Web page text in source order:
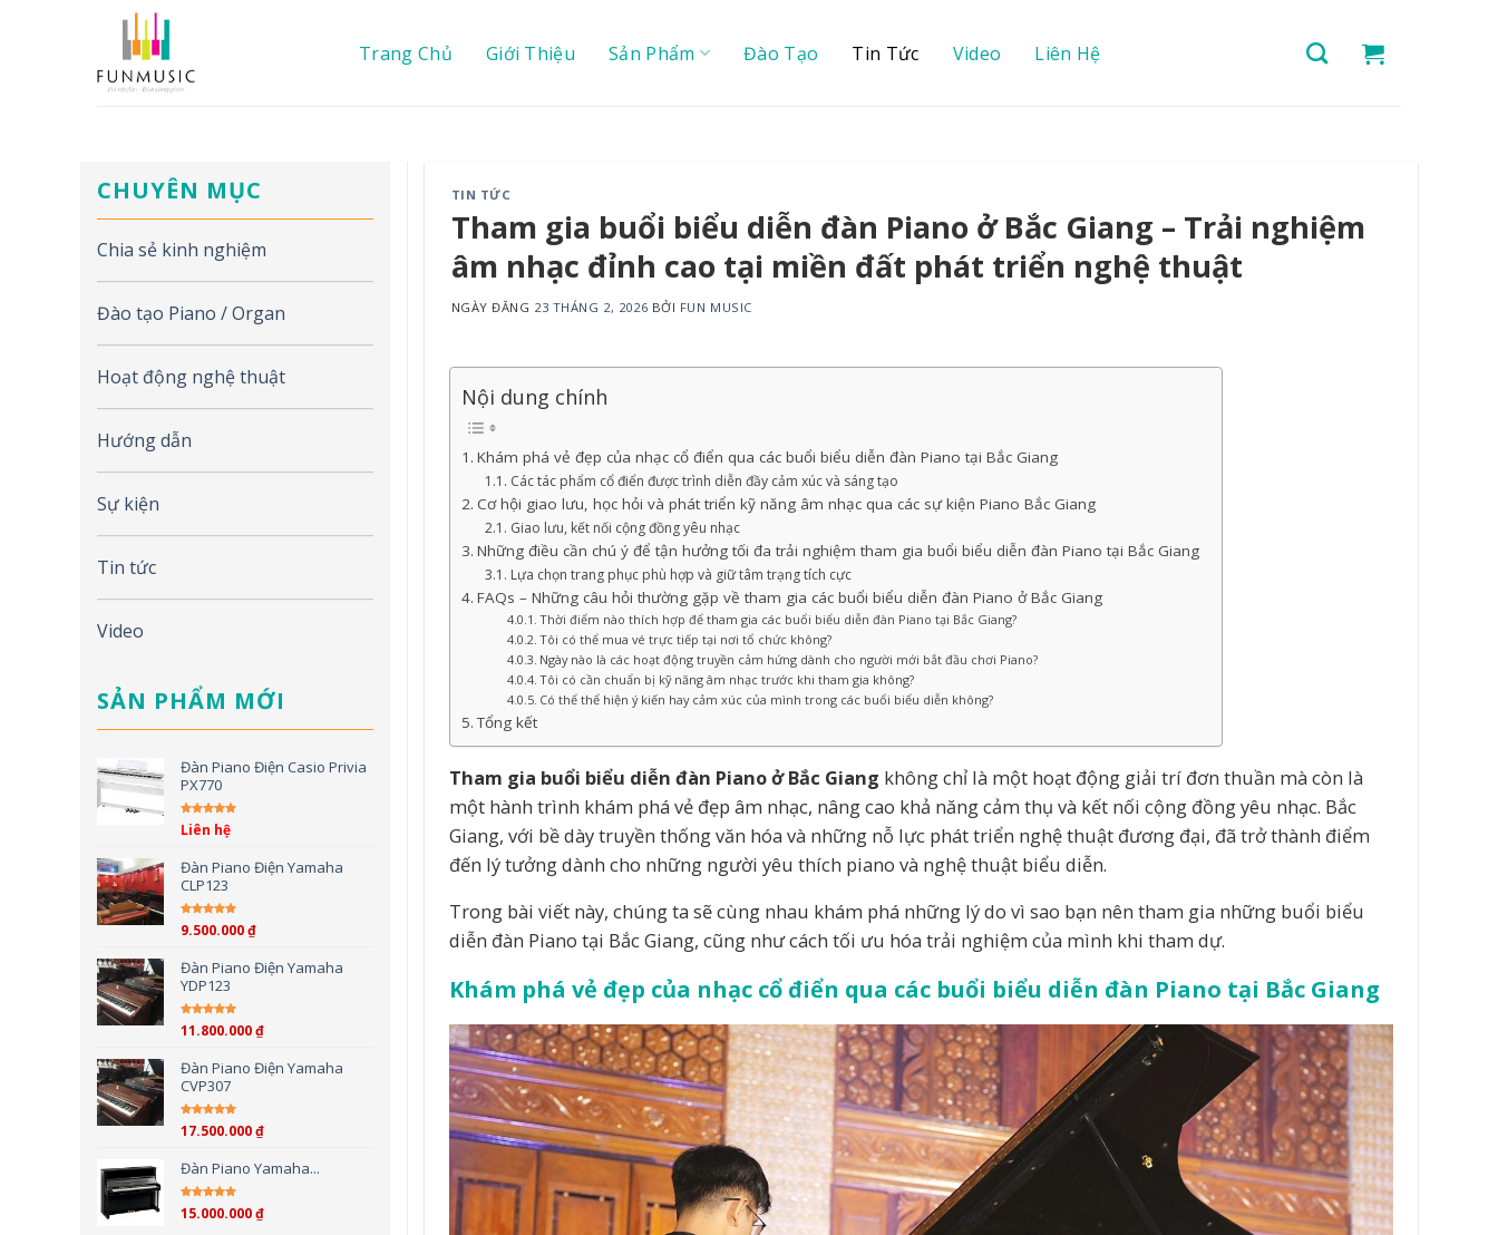
Trang Chủ Giới Thiệu Sản Phẩm Đào Tạo Tin Tức Video Liên Hệ
CHUYÊN MỤC
Chia sẻ kinh nghiệm
Đào tạo Piano / Organ
Hoạt động nghệ thuật
Hướng dẫn
Sự kiện
Tin tức
Video
SẢN PHẨM MỚI
Đàn Piano Điện Casio Privia
PX770
Được xếp hạng
Liên hệ
Đàn Piano Điện Yamaha
CLP123
Được xếp hạng
9.500.000₫
Đàn Piano Điện Yamaha
YDP123
Được xếp hạng
11.800.000₫
Đàn Piano Điện Yamaha
CVP307
Được xếp hạng
17.500.000₫
Đàn Piano Yamaha...
Được xếp hạng
15.000.000₫
TIN TỨC
Tham gia buổi biểu diễn đàn Piano ở Bắc Giang – Trải nghiệm
âm nhạc đỉnh cao tại miền đất phát triển nghệ thuật
NGÀY ĐĂNG 23 THÁNG 2, 2026 BỞI FUN MUSIC
Nội dung chính
Khám phá vẻ đẹp của nhạc cổ điển qua các buổi biểu diễn đàn Piano tại Bắc Giang
Các tác phẩm cổ điển được trình diễn đầy cảm xúc và sáng tạo
Cơ hội giao lưu, học hỏi và phát triển kỹ năng âm nhạc qua các sự kiện Piano Bắc Giang
Giao lưu, kết nối cộng đồng yêu nhạc
Những điều cần chú ý để tận hưởng tối đa trải nghiệm tham gia buổi biểu diễn đàn Piano tại Bắc Giang
Lựa chọn trang phục phù hợp và giữ tâm trạng tích cực
FAQs – Những câu hỏi thường gặp về tham gia các buổi biểu diễn đàn Piano ở Bắc Giang
Thời điểm nào thích hợp để tham gia các buổi biểu diễn đàn Piano tại Bắc Giang?
Tôi có thể mua vé trực tiếp tại nơi tổ chức không?
Ngày nào là các hoạt động truyền cảm hứng dành cho người mới bắt đầu chơi Piano?
Tôi có cần chuẩn bị kỹ năng âm nhạc trước khi tham gia không?
Có thể thể hiện ý kiến hay cảm xúc của mình trong các buổi biểu diễn không?
Tổng kết
Tham gia buổi biểu diễn đàn Piano ở Bắc Giang không chỉ là một hoạt động giải trí đơn thuần mà còn là
một hành trình khám phá vẻ đẹp âm nhạc, nâng cao khả năng cảm thụ và kết nối cộng đồng yêu nhạc. Bắc
Giang, với bề dày truyền thống văn hóa và những nỗ lực phát triển nghệ thuật đương đại, đã trở thành điểm
đến lý tưởng dành cho những người yêu thích piano và nghệ thuật biểu diễn.
Trong bài viết này, chúng ta sẽ cùng nhau khám phá những lý do vì sao bạn nên tham gia những buổi biểu
diễn đàn Piano tại Bắc Giang, cũng như cách tối ưu hóa trải nghiệm của mình khi tham dự.
Khám phá vẻ đẹp của nhạc cổ điển qua các buổi biểu diễn đàn Piano tại Bắc Giang